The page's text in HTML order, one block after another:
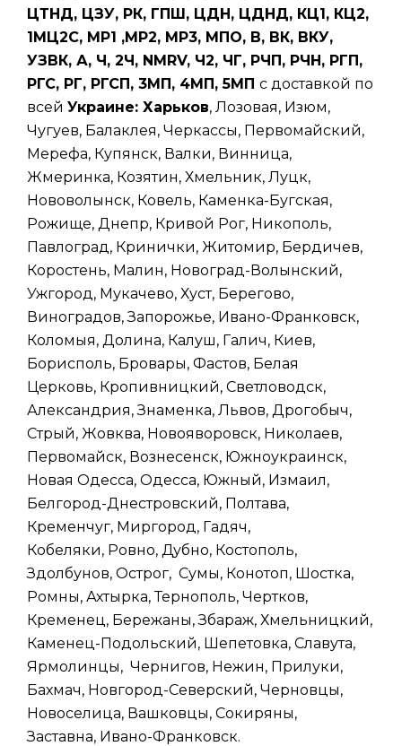
ЦТНД, ЦЗУ, РК, ГПШ, ЦДН, ЦДНД, КЦ1, КЦ2,
1МЦ2С, МР1 ,МР2, МР3, МПО, В, ВК, ВКУ,
УЗВК, А, Ч, 2Ч, NMRV, Ч2, ЧГ, РЧП, РЧН, РГП,
РГС, РГ, РГСП, 3МП, 4МП, 5МП с доставкой по
всей Украине: Харьков, Лозовая, Изюм,
Чугуев, Балаклея, Черкассы, Первомайский,
Мерефа, Купянск, Валки, Винница,
Жмеринка, Козятин, Хмельник, Луцк,
Нововолынск, Ковель, Каменка-Бугская,
Рожище, Днепр, Кривой Рог, Никополь,
Павлоград, Кринички, Житомир, Бердичев,
Коростень, Малин, Новоград-Волынский,
Ужгород, Мукачево, Хуст, Берегово,
Виноградов, Запорожье, Ивано-Франковск,
Коломыя, Долина, Калуш, Галич, Киев,
Борисполь, Бровары, Фастов, Белая
Церковь, Кропивницкий, Светловодск,
Александрия, Знаменка, Львов, Дрогобыч,
Стрый, Жовква, Новояворовск, Николаев,
Первомайск, Вознесенск, Южноукраинск,
Новая Одесса, Одесса, Южный, Измаил,
Белгород-Днестровский, Полтава,
Кременчуг, Миргород, Гадяч,
Кобеляки, Ровно, Дубно, Костополь,
Здолбунов, Острог, Сумы, Конотоп, Шостка,
Ромны, Ахтырка, Тернополь, Чертков,
Кременец, Бережаны, Збараж, Хмельницкий,
Каменец-Подольский, Шепетовка, Славута,
Ярмолинцы, Чернигов, Нежин, Прилуки,
Бахмач, Новгород-Северский, Черновцы,
Новоселица, Вашковцы, Сокиряны,
Заставна, Ивано-Франковск.